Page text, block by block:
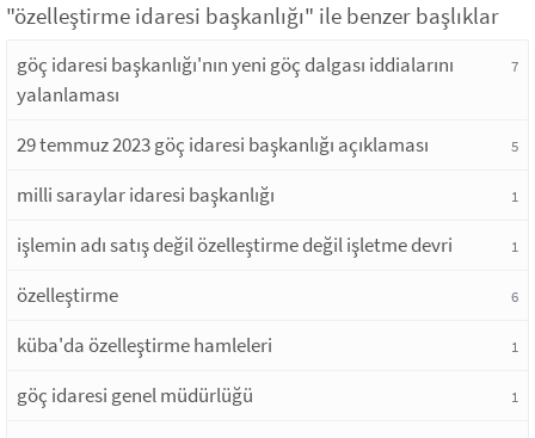
"özelleştirme idaresi başkanlığı" ile benzer başlıklar
göç idaresi başkanlığı'nın yeni göç dalgası iddialarını
yalanlaması
7
29 temmuz 2023 göç idaresi başkanlığı açıklaması 5
milli saraylar idaresi başkanlığı 1
işlemin adı satış değil özelleştirme değil işletme devri 1
özelleştirme 6
küba'da özelleştirme hamleleri 1
göç idaresi genel müdürlüğü 1